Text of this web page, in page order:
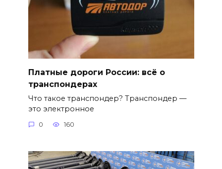
Платные дороги России: всё о
транспондерах
Что такое транспондер? Транспондер —
это электронное
0 160